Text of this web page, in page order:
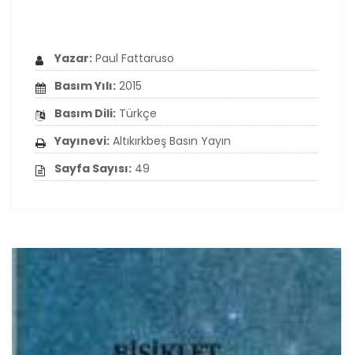
Yazar: Paul Fattaruso
Basım Yılı: 2015
Basım Dili: Türkçe
Yayınevi: Altıkırkbeş Basın Yayın
Sayfa Sayısı: 49